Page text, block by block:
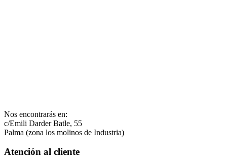
Nos encontrarás en:
c/Emili Darder Batle, 55
Palma (zona los molinos de Industria)
Atención al cliente